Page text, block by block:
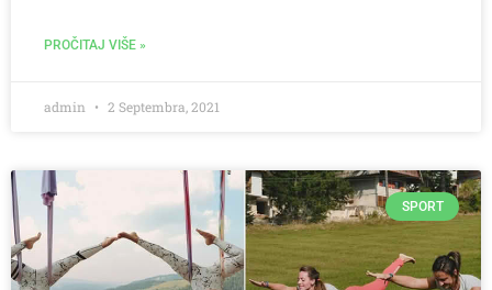
PROČITAJ VIŠE »
admin 2 Septembra, 2021
SPORT